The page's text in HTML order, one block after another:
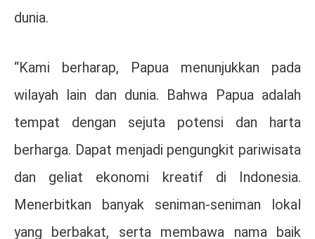
dunia.
“Kami berharap, Papua menunjukkan pada
wilayah lain dan dunia. Bahwa Papua adalah
tempat dengan sejuta potensi dan harta
berharga. Dapat menjadi pengungkit pariwisata
dan geliat ekonomi kreatif di Indonesia.
Menerbitkan banyak seniman-seniman lokal
yang berbakat, serta membawa nama baik